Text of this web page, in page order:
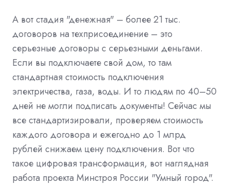
А вот стадия "денежная" – более 21 тыс.
договоров на техприсоединение – это
серьезные договоры с серьезными деньгами.
Если вы подключаете свой дом, то там
стандартная стоимость подключения
электричества, газа, воды. И то людям по 40–50
дней не могли подписать документы! Сейчас мы
все стандартизировали, проверяем стоимость
каждого договора и ежегодно до 1 млрд
рублей снижаем цену подключения. Вот что
такое цифровая трансформация, вот наглядная
работа проекта Минстроя России "Умный город".